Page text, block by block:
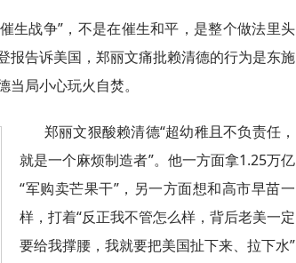
生战争”，不是在催生和平，是整个做法里头
报告诉美国，郑丽文痛批赖清德的行为是东施
局小心玩火自焚。
郑丽文狠酸赖清德“超幼稚且不负责任，
就是一个麻烦制造者”。他一方面拿1.25万亿
“军购卖芒果干”，另一方面想和高市早苗一
样，打着“反正我不管怎么样，背后老美一定
要给我撑腰，我就要把美国扯下来、拉下水”